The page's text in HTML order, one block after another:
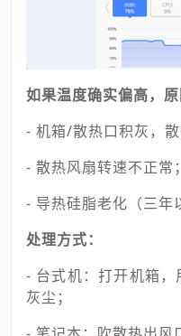
如果温度确实偏高，原
- 机箱/散热口积灰，散
- 散热风扇转速不正常；
- 导热硅脂老化（三年
处理方式：
- 台式机：打开机箱
灰尘；